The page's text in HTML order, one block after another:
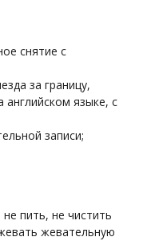
снятие с
за границу,
языке, с
записи;
пить, не чистить
жевательную